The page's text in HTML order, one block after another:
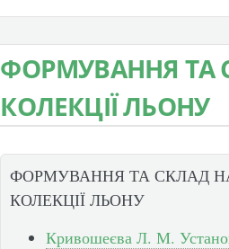
ФОРМУВАННЯ ТА
КОЛЕКЦІЇ ЛЬОНУ
ФОРМУВАННЯ ТА СКЛАД
КОЛЕКЦІЇ ЛЬОНУ
Кривошеєва Л. М.